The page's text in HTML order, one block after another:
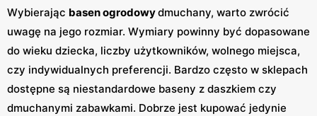
Wybierając basen ogrodowydmuchany, warto zwrócić
uwagę na jego rozmiar. Wymiary powinny być dopasowane
do wieku dziecka, liczby użytkowników, wolnego miejsca,
czy indywidualnych preferencji. Bardzo często w sklepach
dostępne są niestandardowe baseny z daszkiem czy
dmuchanymi zabawkami. Dobrze jest kupować jedynie